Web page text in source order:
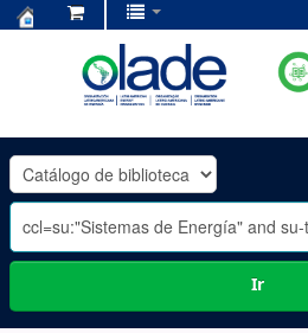
OLADE
-
Ir